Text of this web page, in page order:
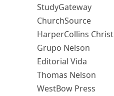
StudyGateway
ChurchSource
HarperCollins
Grupo Nelson
Editorial Vida
Thomas Nelson
WestBow Press